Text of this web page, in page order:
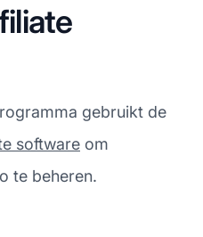
gebruikt de
software om
te beheren.